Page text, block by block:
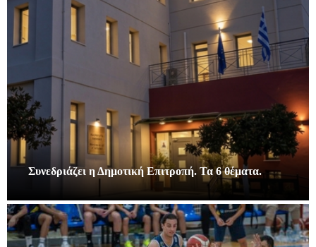
Συνεδριάζει η Δημοτική Επιτροπή. Τα 6 θέματα.